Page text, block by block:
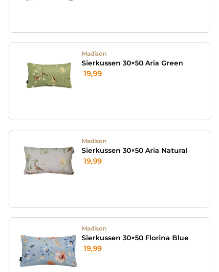
Madison
Sierkussen 30×50 Aria Green
19,99
Madison
Sierkussen 30×50 Aria Natural
19,99
Madison
Sierkussen 30×50 Florina Blue
19,99